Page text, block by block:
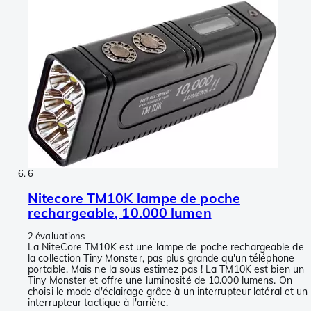
6
Nitecore TM10K lampe de poche
rechargeable, 10.000 lumen
2 évaluations
La NiteCore TM10K est une lampe de poche rechargeable de
la collection Tiny Monster, pas plus grande qu'un téléphone
portable. Mais ne la sous estimez pas ! La TM10K est bien un
Tiny Monster et offre une luminosité de 10.000 lumens. On
choisi le mode d'éclairage grâce à un interrupteur latéral et un
interrupteur tactique à l'arrière.